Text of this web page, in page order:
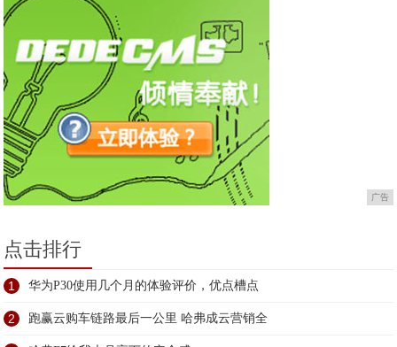
广告
点击排行
1 华为P30使用几个月的体验评价，优点槽点
2 跑赢云购车链路最后一公里 哈弗成云营销全